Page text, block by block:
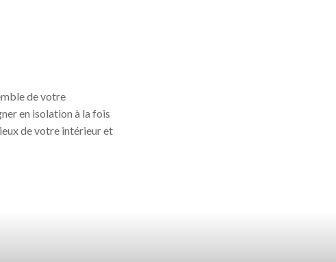
de votre
en isolation à la fois
de votre intérieur et